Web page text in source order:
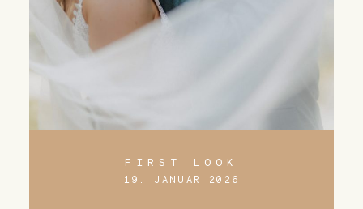
FIRST LOOK
19. JANUAR 2026